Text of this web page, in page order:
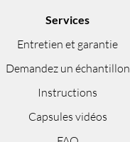
Services
Entretien et garantie
Demandez un échantillon
Instructions
Capsules vidéos